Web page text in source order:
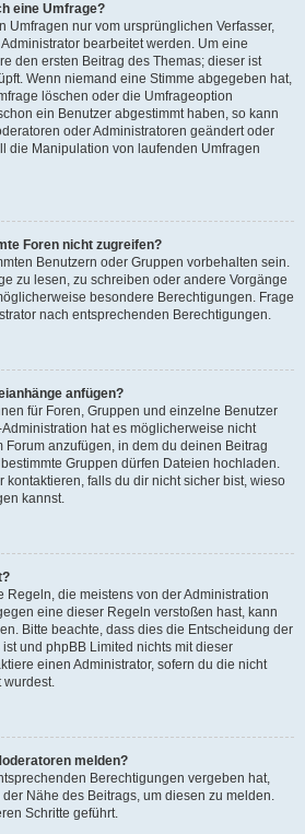
eine Umfrage?
Umfragen nur vom ursprünglichen Verfasser,
bearbeitet werden. Um eine
den ersten Beitrag des Themas; dieser ist
Wenn niemand eine Stimme abgegeben hat,
löschen oder die Umfrageoption
ein Benutzer abgestimmt haben, so kann
oder Administratoren geändert oder
die Manipulation von laufenden Umfragen
Foren nicht zugreifen?
Benutzern oder Gruppen vorbehalten sein.
zu lesen, zu schreiben oder andere Vorgänge
besondere Berechtigungen. Frage
nach entsprechenden Berechtigungen.
anfügen?
für Foren, Gruppen und einzelne Benutzer
hat es möglicherweise nicht
anzufügen, in dem du deinen Beitrag
Gruppen dürfen Dateien hochladen.
kontaktieren, falls du dir nicht sicher bist, wieso
kannst.
Regeln, die meistens von der Administration
eine dieser Regeln verstoßen hast, kann
Bitte beachte, dass dies die Entscheidung der
und phpBB Limited nichts mit dieser
einen Administrator, sofern du die nicht
wurdest.
melden?
Berechtigungen vergeben hat,
Nähe des Beitrags, um diesen zu melden.
Schritte geführt.